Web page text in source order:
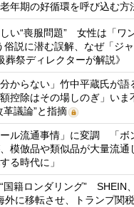
年期の好循環を呼び込む方
い“喪服問題” 女性は「ワ
俗説に潜む誤解、なぜ「ジ
祭ディレクターが解説》
分からない」竹中平蔵氏が語
控除はその場しのぎ」いま
革議論”と指摘
ル流通事情」に変調 「ボ
模倣品や類似品が大量流通
る時代に」
国籍ロンダリング” SHEIN、
に移転させ、トランプ関